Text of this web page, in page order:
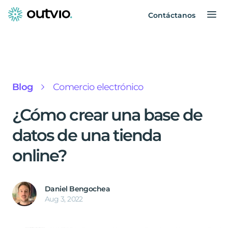
Contáctanos
Blog Comercio electrónico
¿Cómo crear una base de
datos de una tienda
online?
Daniel Bengochea
Aug 3, 2022